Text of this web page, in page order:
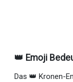
👑 Emoji
Das 👑 Kronen-